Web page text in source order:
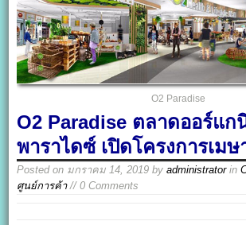
O2 Paradise
O2 Paradise ตลาดออร์แก
พาราไดซ์ เปิดโครงการเมษ
Posted on มกราคม 14, 2019 byadministratorin
ศูนย์การค้า// 0 Comments